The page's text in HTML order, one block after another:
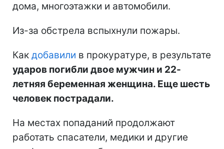
дома, многоэтажки и автомобили.
Из-за обстрела вспыхнули пожары.
Как добавили в прокуратуре, в результате
ударов погибли двое мужчин и 22-
летняя беременная женщина. Еще шесть
человек пострадали.
На местах попаданий продолжают
работать спасатели, медики и другие